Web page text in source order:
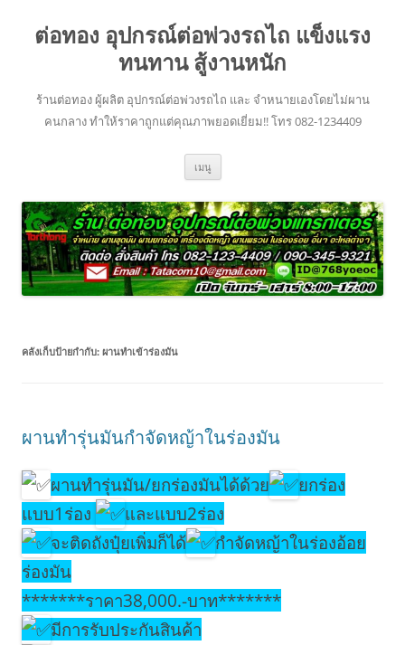
เนื้อหา
ต่อทอง อุปกรณ์ต่อพ่วงรถไถ แข็งแรง
ทนทาน สู้งานหนัก
ร้านต่อทอง ผู้ผลิต อุปกรณ์ต่อพ่วงรถไถ และ จำหนายเองโดยไม่ผาน
คนกลาง ทำให้ราคาถูกแต่คุณภาพยอดเยี่ยม!! โทร 082-1234409
เมนู
คลังเก็บป้ายกำกับ: ผานทำเข้าร่องมัน
ผานทำรุ่นมันกำจัดหญ้าในร่องมัน
ผานทำรุ่นมัน/ยกร่องมันได้ด้วย
ยกร่อง
แบบ1ร่อง
และแบบ2ร่อง
จะติดถังปุ๋ยเพิ่มก็ได้
กำจัดหญ้าในร่องอ้อย
ร่องมัน
*******ราคา38,000.-บาท*******
มีการรับประกันสินค้า